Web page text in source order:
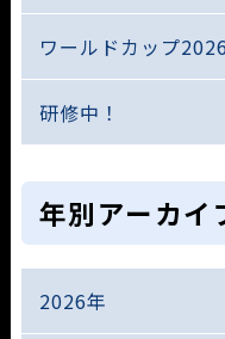
ワールドカップ
研修中！
年別アーカイ
2026年